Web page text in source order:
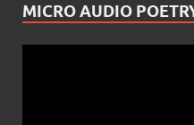
MICRO AUDIO